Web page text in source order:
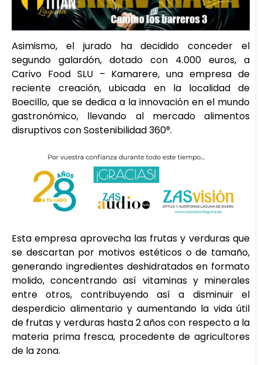
Asimismo, el jurado ha decidido conceder el
segundo galardón, dotado con 4.000 euros, a
Carivo Food SLU – Kamarere, una empresa de
reciente creación, ubicada en la localidad de
Boecillo, que se dedica a la innovación en el mundo
gastronómico, llevando al mercado alimentos
disruptivos con Sostenibilidad 360°.
Esta empresa aprovecha las frutas y verduras que
se descartan por motivos estéticos o de tamaño,
generando ingredientes deshidratados en formato
molido, concentrando así vitaminas y minerales
entre otros, contribuyendo así a disminuir el
desperdicio alimentario y aumentando la vida útil
de frutas y verduras hasta 2 años con respecto a la
materia prima fresca, procedente de agricultores
de la zona.